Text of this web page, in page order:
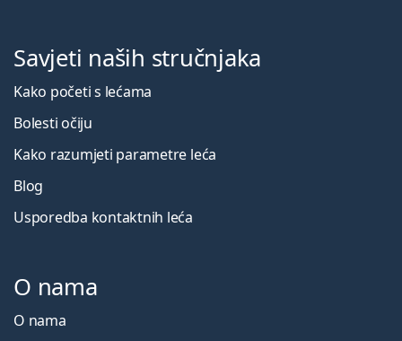
Savjeti naših stručnjaka
Kako početi s lećama
Bolesti očiju
Kako razumjeti parametre leća
Blog
Usporedba kontaktnih leća
O nama
O nama